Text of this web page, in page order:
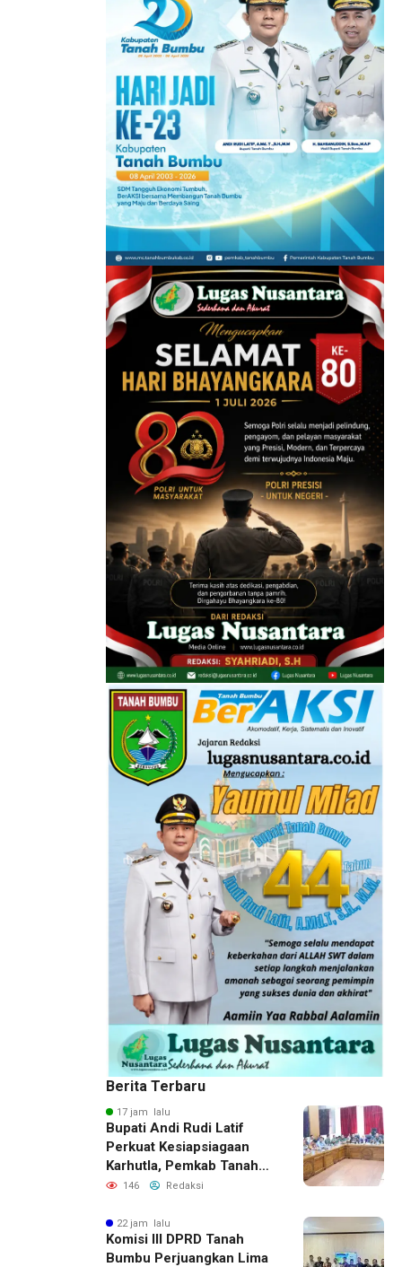
Berita Terbaru
17 jam lalu
Bupati Andi Rudi Latif
Perkuat Kesiapsiagaan
Karhutla, Pemkab Tanah
Bumbu Aktifkan Posko
146 Redaksi
22 jam lalu
Komisi III DPRD Tanah
Bumbu Perjuangkan Lima